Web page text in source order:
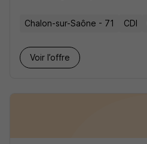
Chalon-sur-Saône - 71 CDI
Voir l’offre